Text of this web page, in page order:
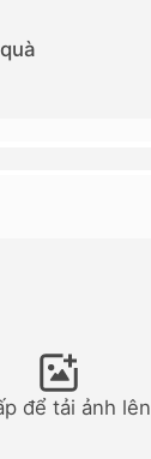
để tải ảnh lên